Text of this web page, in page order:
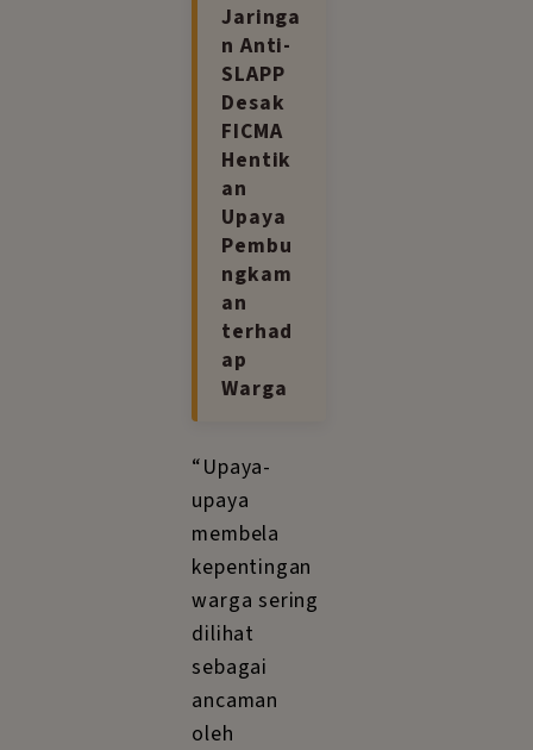
Jaringa
n Anti-
SLAPP
Desak
FICMA
Hentik
an
Upaya
Pembu
ngkam
an
terhad
ap
Warga
“Upaya-
upaya
membela
kepentingan
warga sering
dilihat
sebagai
ancaman
oleh